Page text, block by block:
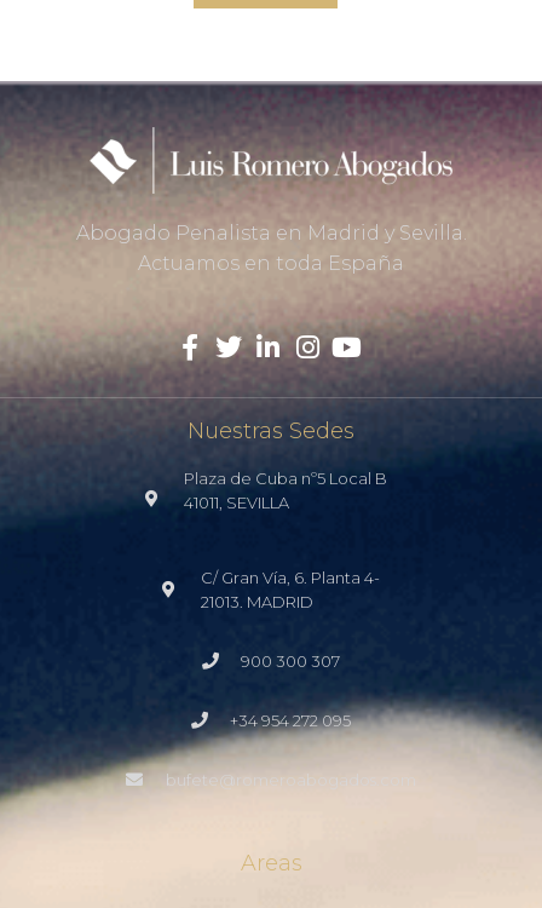
Abogado Penalista en Madrid y Sevilla.
Actuamos en toda España
Nuestras Sedes
Plaza de Cuba nº5 Local B
41011, SEVILLA
C/ Gran Vía, 6. Planta 4-
21013. MADRID
900 300 307
+34 954 272 095
bufete@romeroabogados.com
Areas